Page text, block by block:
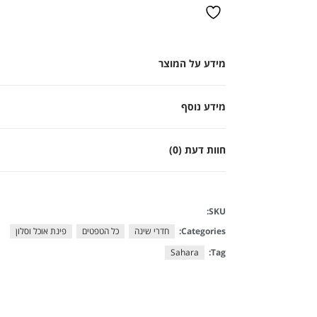
מידע על המוצר
מידע נוסף
חוות דעת (0)
SKU:
Categories:
חדרי שינה כל הטפטים
פינת אוכל וסלון
Tag:
Sahara